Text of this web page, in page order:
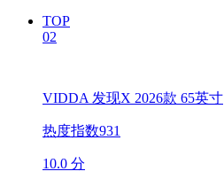
TOP
02
VIDDA 发现X 2026款 65英寸
热度指数931
10.0 分